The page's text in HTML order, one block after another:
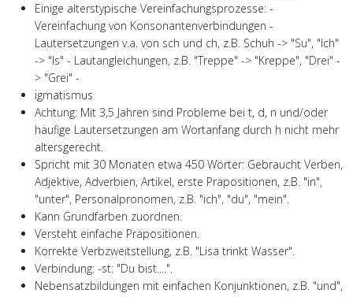
Einige alterstypische Vereinfachungsprozesse: -
Vereinfachung von Konsonantenverbindungen -
Lautersetzungen v.a. von sch und ch, z.B. Schuh -> "Su", "Ich"
-> "Is" - Lautangleichungen, z.B. "Treppe" -> "Kreppe", "Drei" -
> "Grei" -
igmatismus
Achtung: Mit 3,5 Jahren sind Probleme bei t, d, n und/oder
häufige Lautersetzungen am Wortanfang durch h nicht mehr
altersgerecht.
Spricht mit 30 Monaten etwa 450 Wörter: Gebraucht Verben,
Adjektive, Adverbien, Artikel, erste Präpositionen, z.B. "in",
"unter", Personalpronomen, z.B. "ich", "du", "mein".
Kann Grundfarben zuordnen.
Versteht einfache Präpositionen.
Korrekte Verbzweitstellung, z.B. "Lisa trinkt Wasser".
Verbindung: -st: "Du bist....".
Nebensatzbildungen mit einfachen Konjunktionen, z.B. "und",